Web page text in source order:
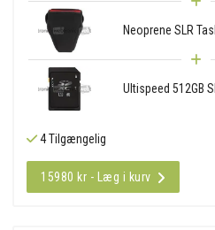
Neoprene SLR
Ultispeed 512GB
4 Tilgængelig
15980 kr - Læg i kurv